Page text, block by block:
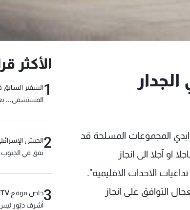
المجموعات المسلحة قد
او آجلا الى انجاز
الاحداث الاقليمية".
التوافق على انجاز
الأكثر
1السفير السابق
المستشفى...
2الجيش
نفق في الجنوب
3
أشرف دبّور ليس